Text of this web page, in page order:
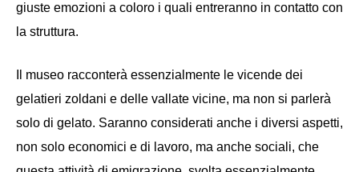
giuste emozioni a coloro i quali entreranno in contatto con
la struttura.
Il museo racconterà essenzialmente le vicende dei
gelatieri zoldani e delle vallate vicine, ma non si parlerà
solo di gelato. Saranno considerati anche i diversi aspetti,
non solo economici e di lavoro, ma anche sociali, che